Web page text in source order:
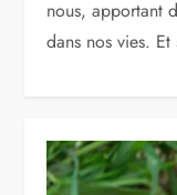
nous, apportant
dans nos vies.